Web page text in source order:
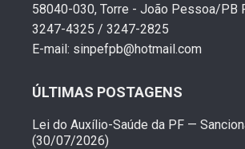
58040-030, Torre - João Pessoa/PB
3247-4325 / 3247-2825
E-mail: sinpefpb@hotmail.com
ÚLTIMAS POSTAGENS
Lei do Auxílio-Saúde da PF —
(30/07/2026)